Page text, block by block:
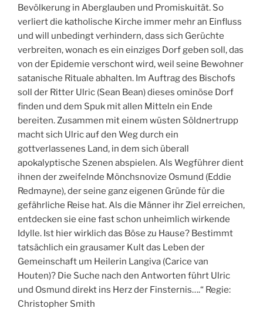
Bevölkerung in Aberglauben und Promiskuität. So
verliert die katholische Kirche immer mehr an Einfluss
und will unbedingt verhindern, dass sich Gerüchte
verbreiten, wonach es ein einziges Dorf geben soll, das
von der Epidemie verschont wird, weil seine Bewohner
satanische Rituale abhalten. Im Auftrag des Bischofs
soll der Ritter Ulric (Sean Bean) dieses ominöse Dorf
finden und dem Spuk mit allen Mitteln ein Ende
bereiten. Zusammen mit einem wüsten Söldnertrupp
macht sich Ulric auf den Weg durch ein
gottverlassenes Land, in dem sich überall
apokalyptische Szenen abspielen. Als Wegführer dient
ihnen der zweifelnde Mönchsnovize Osmund (Eddie
Redmayne), der seine ganz eigenen Gründe für die
gefährliche Reise hat. Als die Männer ihr Ziel erreichen,
entdecken sie eine fast schon unheimlich wirkende
Idylle. Ist hier wirklich das Böse zu Hause? Bestimmt
tatsächlich ein grausamer Kult das Leben der
Gemeinschaft um Heilerin Langiva (Carice van
Houten)? Die Suche nach den Antworten führt Ulric
und Osmund direkt ins Herz der Finsternis….“ Regie:
Christopher Smith